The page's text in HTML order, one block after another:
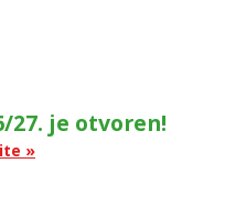
27. je otvoren!
»